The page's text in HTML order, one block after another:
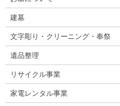
建墓
文字彫り・クリーニング・奉祭
遺品整理
リサイクル事業
家電レンタル事業